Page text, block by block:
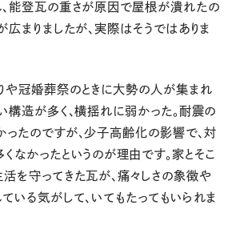
、能登瓦の重さが原因で屋根が潰れたの
広まりましたが、実際はそうではありま
や冠婚葬祭のときに大勢の人が集まれ
構造が多く、横揺れに弱かった。耐震の
たのですが、少子高齢化の影響で、対
なかったというのが理由です。家とそこ
を守ってきた瓦が、痛々しさの象徴や
いる気がして、いてもたってもいられま